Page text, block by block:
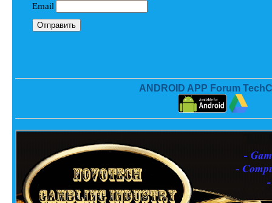
ANDROID APP Forum